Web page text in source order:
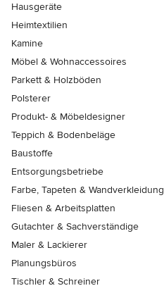
Hausgeräte
Heimtextilien
Kamine
Möbel & Wohnaccessoires
Parkett & Holzböden
Polsterer
Produkt- & Möbeldesigner
Teppich & Bodenbeläge
Baustoffe
Entsorgungsbetriebe
Farbe, Tapeten & Wandverkleidung
Fliesen & Arbeitsplatten
Gutachter & Sachverständige
Maler & Lackierer
Planungsbüros
Tischler & Schreiner